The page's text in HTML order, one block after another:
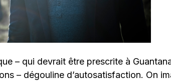
– qui devrait être prescrite à
– dégouline d’autosatisfaction. On